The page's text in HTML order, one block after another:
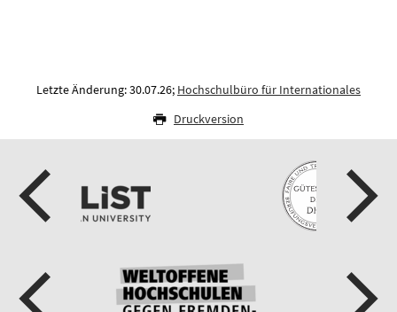
Letzte Änderung: 30.07.26; Hochschulbüro für Internationales
Druckversion